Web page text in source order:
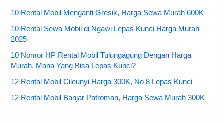
10 Rental Mobil Menganti Gresik, Harga Sewa Murah 600K
10 Rental Sewa Mobil di Ngawi Lepas Kunci Harga Murah
2025
10 Nomor HP Rental Mobil Tulungagung Dengan Harga
Murah, Mana Yang Bisa Lepas Kunci?
12 Rental Mobil Cileunyi Harga 300K, No 8 Lepas Kunci
12 Rental Mobil Banjar Patroman, Harga Sewa Murah 300K